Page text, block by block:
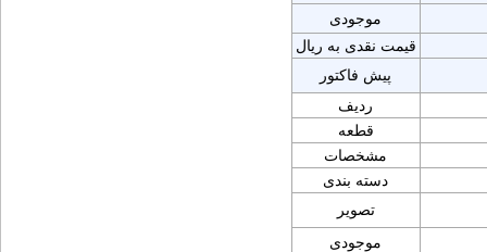
موجودی
قیمت نقدی به ریال
پیش فاکتور
ردیف
قطعه
مشخصات
دسته بندی
تصویر
موجودی